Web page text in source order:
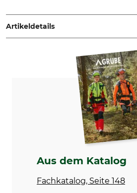
64807 Dieburg, Germany,
Artikeldetails
Marke
Stihl
Stihl
Hersteller-Artikel-Nr.
1251 642 1204
6
Aus dem Katalog
Fachkatalog, Seite 148